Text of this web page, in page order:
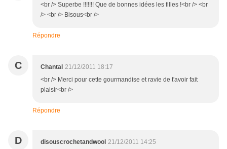
<br /> Superbe !!!!!!! Que de bonnes idées les filles !<br /> <br
/> <br /> Bisous<br />
Répondre
C Chantal 21/12/2011 18:17
<br /> Merci pour cette gourmandise et ravie de t'avoir fait
plaisir<br />
Répondre
D disouscrochetandwool 21/12/2011 14:25